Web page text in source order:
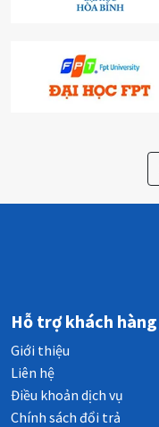
Hỗ trợ khách hàng
Giới thiệu
Liên hệ
Điều khoản dịch vụ
Chính sách đổi trả